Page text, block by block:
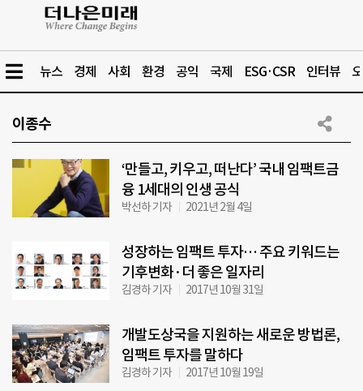
뉴스 경제 사회 환경 공익 국제 ESG·CSR 인터뷰
이종수
‘만들고, 키우고, 떠난다’ 국내 임팩트금
융 1세대의 인생 공식
박선하 기자 2021년 2월 4일
성장하는 임팩트 투자… 주요 키워드는
기후변화·더 좋은 일자리
김경하 기자 2017년 10월 31일
개발도상국을 지원하는 새로운 방법론,
임팩트 투자를 말하다
김경하 기자 2017년 10월 19일